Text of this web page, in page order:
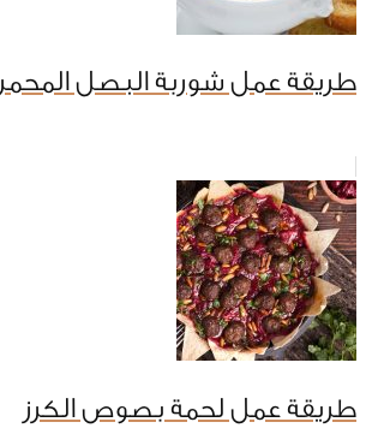
طريقة عمل شوربة البصل المحمر
طريقة عمل لحمة بصوص الكرز